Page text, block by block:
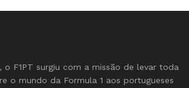
o F1PT surgiu com a missão de levar toda
o mundo da Formula 1 aos portugueses